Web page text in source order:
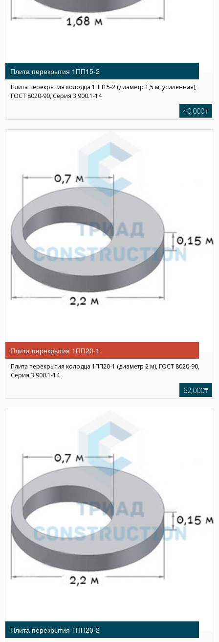
Плита перекрытия 1ПП15-2
Плита перекрытия колодца 1ПП15-2 (диаметр 1,5 м, усиленная),
ГОСТ 8020-90, Серия 3.900.1-14
40,000₸
Плита перекрытия 1ПП20-1
Плита перекрытия колодца 1ПП20-1 (диаметр 2 м), ГОСТ 8020-90,
Серия 3.900.1-14
62,000₸
Плита перекрытия 1ПП20-2